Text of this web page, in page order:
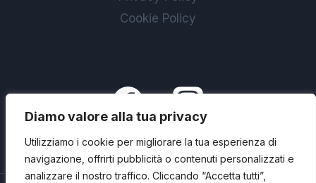
Diamo valore alla tua privacy
Utilizziamo i cookie per migliorare la tua esperienza di
navigazione, offrirti pubblicità o contenuti personalizzati e
analizzare il nostro traffico. Cliccando “Accetta tutti”,
Cookie Policy